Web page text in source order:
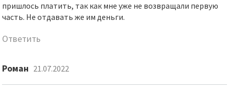
пришлось платить, так как мне уже не возвращали первую
часть. Не отдавать же им деньги.
Ответить
Роман 21.07.2022